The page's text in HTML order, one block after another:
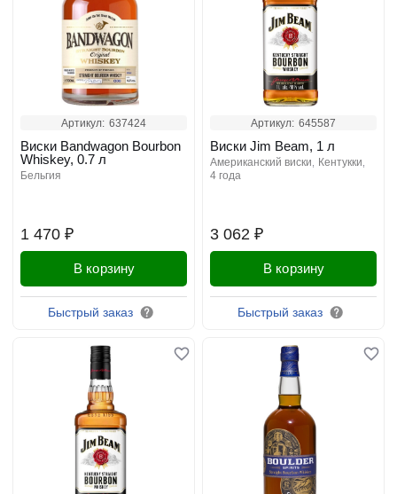
Артикул: 637424
1 470 ₽
Виски Bandwagon Bourbon
Whiskey, 0.7 л
бельгия
В корзину
Быстрый заказ
Артикул: 645587
3 062 ₽
Виски Jim Beam, 1 л
американский виски
кентукки
4 года
В корзину
Быстрый заказ